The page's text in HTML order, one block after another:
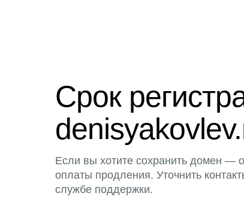
Срок
Если вы хотите сохранить домен —
оплаты продления. Уточнить
службе поддержки.